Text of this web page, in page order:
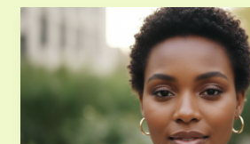
Boucles
Authentiques
:
35